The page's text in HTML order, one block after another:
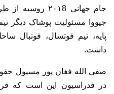
جام جهانی ۲۰۱8
جیووا مسئولیت پوشاک دیگر
پایه، تیم فوتسال، فوتبال
داشت.
صفی الله فغان پور مسیول
در فدراسیون این است که